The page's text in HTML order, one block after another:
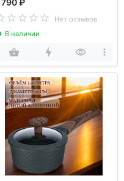
Нет отзывов
В наличии